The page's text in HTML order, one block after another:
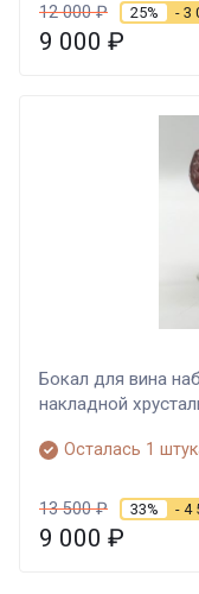
12 000₽ 25% - 3
9 000 ₽
Бокал для вина
накладной
Осталась 1
13 500₽ 33% - 4
9 000 ₽